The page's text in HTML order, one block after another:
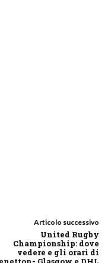
Articolo successivo
United Rugby
Championship: dove
vedere e gli orari di